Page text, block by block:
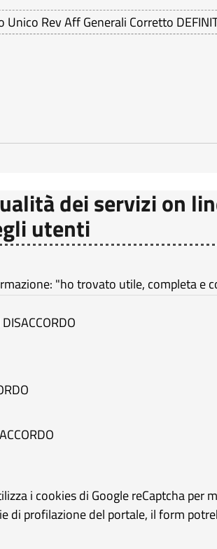
Rev Aff Generali Corretto
dei servizi on
utenti
"ho trovato utile, completa e
i cookies di Google reCaptcha per
di profilazione del portale, il form